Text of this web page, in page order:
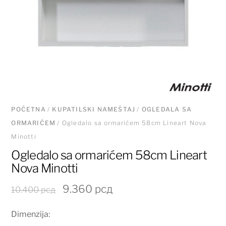
POČETNA/ KUPATILSKI NAMEŠTAJ / OGLEDALA SA
ORMARIĆEM / Ogledalo sa ormarićem 58cm Lineart Nova
Minotti
Ogledalo sa ormarićem 58cm Lineart
Nova Minotti
10.400рсд
Originalna
9.360 рсдTrenutna
Dimenzija: